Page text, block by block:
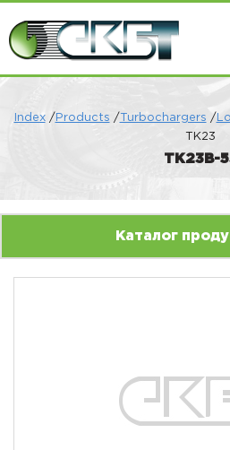
Index/ Products / Turbochargers /
ТК23
ТК23В-
Каталог